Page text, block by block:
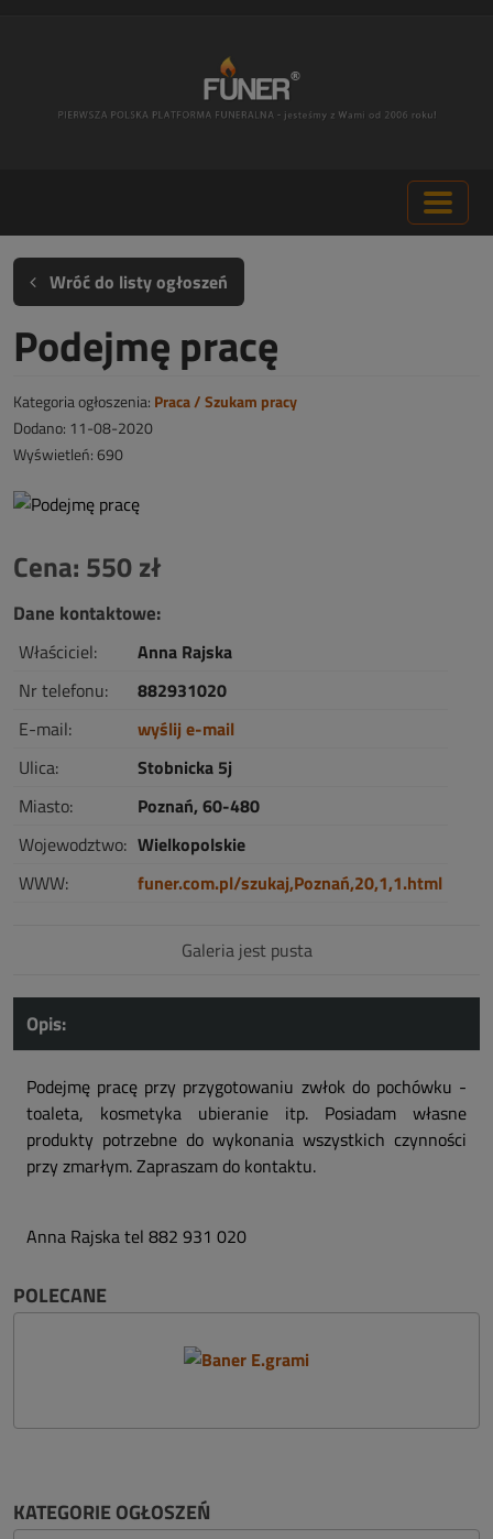
Wróć do listy ogłoszeń
Podejmę pracę
Kategoria ogłoszenia: Praca / Szukam pracy
Dodano: 11-08-2020
Wyświetleń: 690
Cena: 550 zł
Dane kontaktowe:
Właściciel:
Anna Rajska
Nr telefonu:
882931020
E-mail:
wyślij e-mail
Ulica:
Stobnicka 5j
Miasto:
Poznań, 60-480
Wojewodztwo: Wielkopolskie
WWW:
funer.com.pl/szukaj,Poznań,20,1,1.html
Galeria jest pusta
Opis:
Podejmę pracę przy przygotowaniu zwłok do pochówku -
toaleta, kosmetyka ubieranie itp. Posiadam własne
produkty potrzebne do wykonania wszystkich czynności
przy zmarłym. Zapraszam do kontaktu.
Anna Rajska tel 882 931 020
POLECANE
KATEGORIE OGŁOSZEŃ